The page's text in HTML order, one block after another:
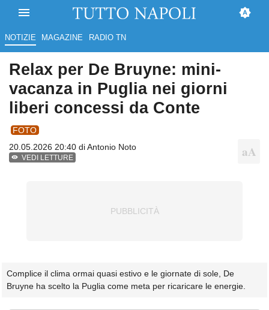
NOTIZIE MAGAZINE RADIO TN
Relax per De Bruyne: mini-
vacanza in Puglia nei giorni
liberi concessi da Conte
FOTO
20.05.2026 20:40 diAntonio Noto
VEDI LETTURE
Complice il clima ormai quasi estivo e le giornate di sole, De
Bruyne ha scelto la Puglia come meta per ricaricare le energie.